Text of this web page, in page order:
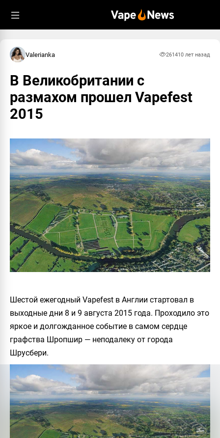
Valerianka 261410 лет назад
В Великобритании с
размахом прошел Vapefest
2015
Шестой ежегодный Vapefest в Англии стартовал в
выходные дни 8 и 9 августа 2015 года. Проходило это
яркое и долгожданное событие в самом сердце
графства Шропшир — неподалеку от города
Шрусбери.